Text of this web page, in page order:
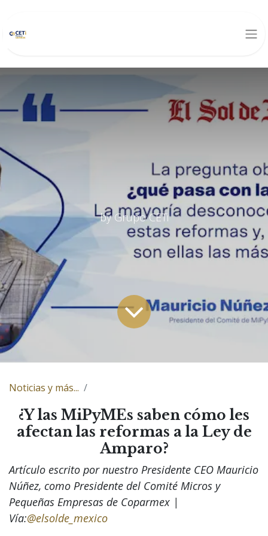
by Grupo CETi
Noticias y más...
¿Y las MiPyMEs saben cómo les
afectan las reformas a la Ley de
Amparo?
Artículo escrito por nuestro Presidente CEO Mauricio
Núñez, como Presidente del Comité Micros y
Pequeñas Empresas de Coparmex |
Vía:@elsolde_mexico